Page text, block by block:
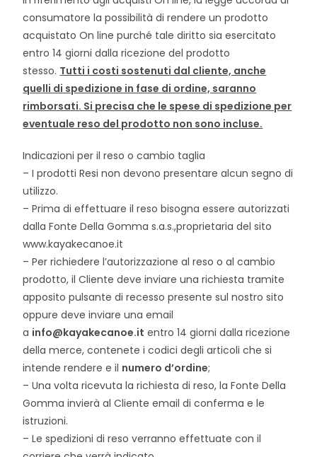
consumatore la possibilità di rendere un prodotto
acquistato On line purché tale diritto sia esercitato
entro 14 giorni dalla ricezione del prodotto
stesso. Tutti i costi sostenuti dal cliente, anche
quelli di spedizione in fase di ordine, saranno
rimborsati. Si precisa che le spese di spedizione per
eventuale reso del prodotto non sono incluse.
Indicazioni per il reso o cambio taglia
– I prodotti Resi non devono presentare alcun segno di
utilizzo.
– Prima di effettuare il reso bisogna essere autorizzati
dalla Fonte Della Gomma s.a.s.,proprietaria del sito
www.kayakecanoe.it
– Per richiedere l’autorizzazione al reso o al cambio
prodotto, il Cliente deve inviare una richiesta tramite
apposito pulsante di recesso presente sul nostro sito
oppure deve inviare una email
a info@kayakecanoe.it entro 14 giorni dalla ricezione
della merce, contenete i codici degli articoli che si
intende rendere e il numero d’ordine;
– Una volta ricevuta la richiesta di reso, la Fonte Della
Gomma invierà al Cliente email di conferma e le
istruzioni.
– Le spedizioni di reso verranno effettuate con il